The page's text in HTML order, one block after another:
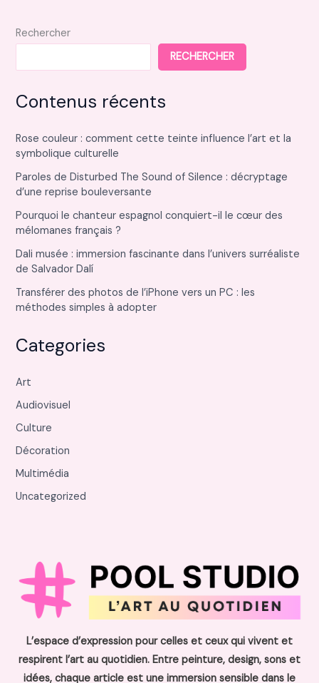
Rechercher
RECHERCHER
Contenus récents
Rose couleur : comment cette teinte influence l’art et la
symbolique culturelle
Paroles de Disturbed The Sound of Silence : décryptage
d’une reprise bouleversante
Pourquoi le chanteur espagnol conquiert-il le cœur des
mélomanes français ?
Dali musée : immersion fascinante dans l’univers surréaliste
de Salvador Dalí
Transférer des photos de l’iPhone vers un PC : les
méthodes simples à adopter
Categories
Art
Audiovisuel
Culture
Décoration
Multimédia
Uncategorized
L’espace d’expression pour celles et ceux qui vivent et
respirent l’art au quotidien. Entre peinture, design, sons et
idées, chaque article est une immersion sensible dans le